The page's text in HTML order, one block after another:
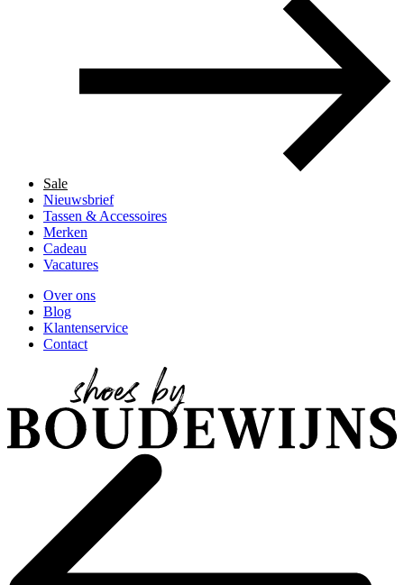
Sale
Nieuwsbrief
Tassen & Accessoires
Merken
Cadeau
Vacatures
Over ons
Blog
Klantenservice
Contact